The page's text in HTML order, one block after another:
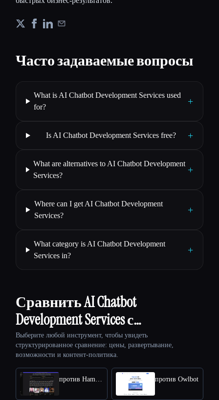
Часто задаваемые вопросы
What is AI Chatbot Development Services used
for?
+
Is AI Chatbot Development Services free? +
What are alternatives to AI Chatbot Development
Services?
+
Where can I get AI Chatbot Development
Services?
+
What category is AI Chatbot Development
Services in?
+
Сравнить AI Chatbot
Development Services с…
Выберите любой инструмент, чтобы увидеть
структурированное сравнение: цены, развертывание,
возможности и контент-политика.
против HammerAI против Owlbot